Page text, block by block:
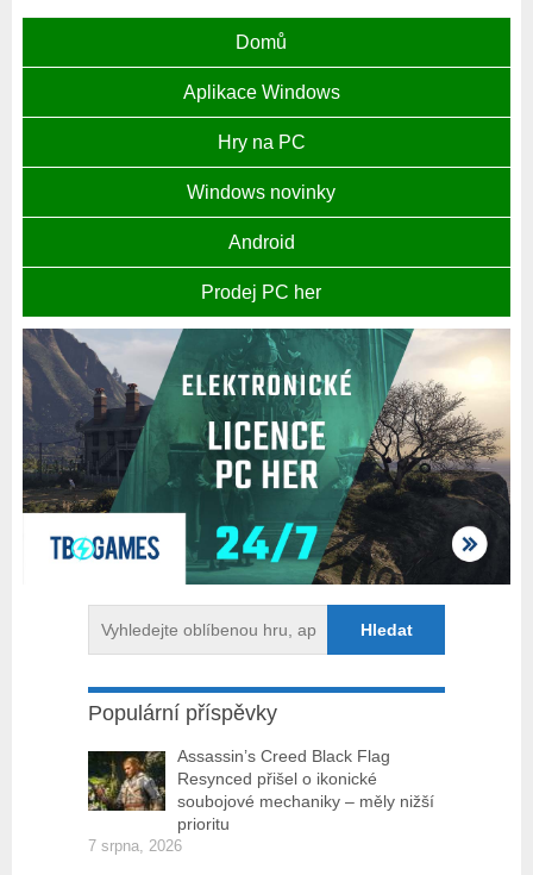
Domů
Aplikace Windows
Hry na PC
Windows novinky
Android
Prodej PC her
Populární příspěvky
Assassin’s Creed Black Flag
Resynced přišel o ikonické
soubojové mechaniky – měly nižší
prioritu
7 srpna, 2026